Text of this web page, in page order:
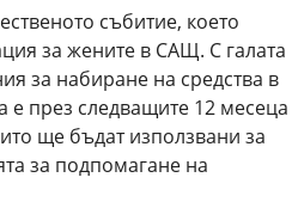
събитие, което
за жените в САЩ. С галата
за набиране на средства в
е през следващите 12 месеца
ще бъдат използвани за
за подпомагане на